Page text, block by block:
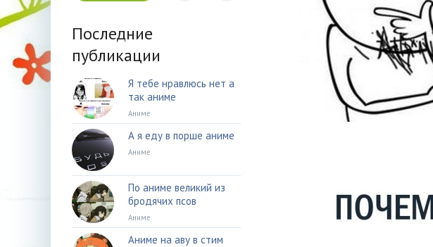
Последние
публикации
Я тебе нравлюсь нет а
так аниме
Аниме
А я еду в порше аниме
Аниме
По аниме великий из
бродячих псов
Аниме
Аниме на аву в стим